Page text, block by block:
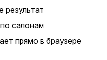
результат
салонам
прямо в браузере